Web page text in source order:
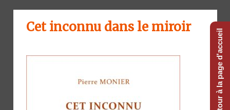
Cet inconnu dans le miroir
Retour à la page d'accueil